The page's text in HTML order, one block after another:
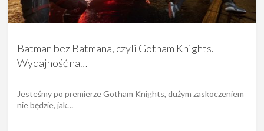
Batman bez Batmana, czyli Gotham Knights.
Wydajność na…
Jesteśmy po premierze Gotham Knights, dużym zaskoczeniem
nie będzie, jak…